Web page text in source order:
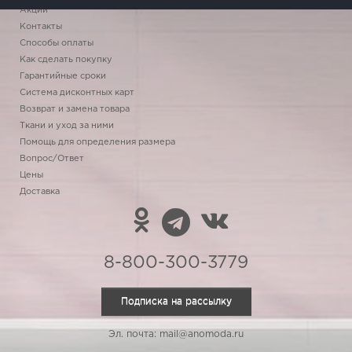
Акции
Контакты
Способы оплаты
Как сделать покупку
Гарантийные сроки
Система дисконтных карт
Возврат и замена товара
Ткани и уход за ними
Помощь для определения размера
Вопрос/Ответ
Цены
Доставка
8-800-300-3779
Подписка на рассылку
Эл. почта: mail@anomoda.ru